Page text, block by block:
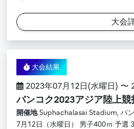
大会
大会結果
2023年07月12日(水曜日) 〜
バンコク2023アジア陸上競
開催地Suphachalasai Stadium, バン
7月12日（水曜日） 男子400ｍ 予選